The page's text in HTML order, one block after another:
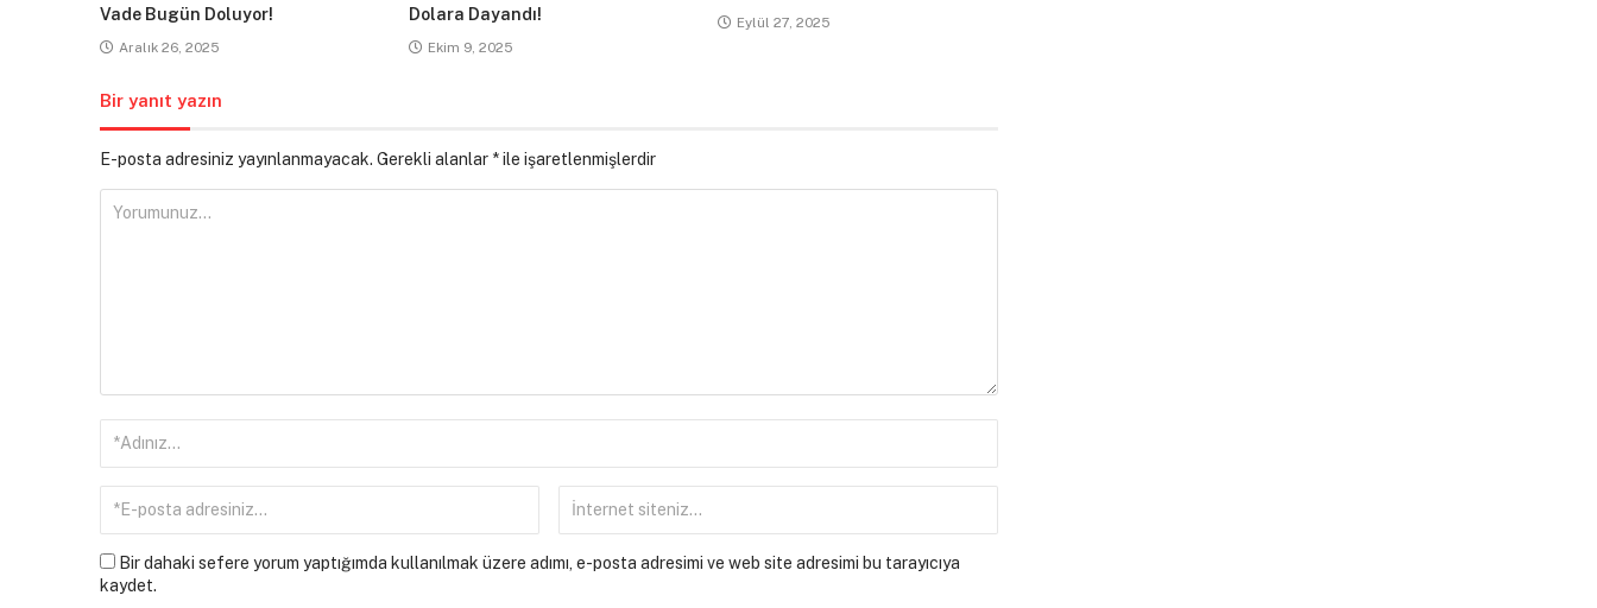
Vade Bugün Doluyor!
Aralık 26, 2025
Dolara Dayandı!
Ekim 9, 2025
Eylül 27, 2025
Bir yanıt yazın
E-posta adresiniz yayınlanmayacak. Gerekli alanlar *ile işaretlenmişlerdir
Bir dahaki sefere yorum yaptığımda kullanılmak üzere adımı, e-posta adresimi ve web site adresimi bu tarayıcıya
kaydet.